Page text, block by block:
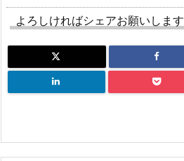
よろしければシェアお願いします